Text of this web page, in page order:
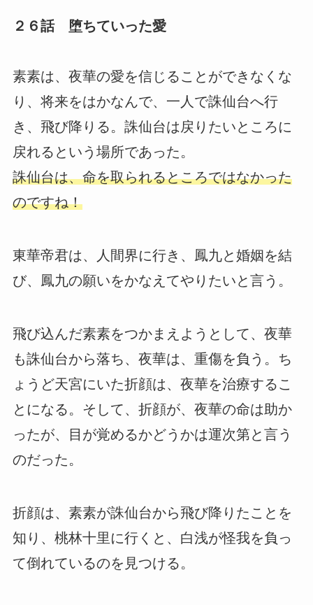
２６話 堕ちていった愛
素素は、夜華の愛を信じることができなくな
り、将来をはかなんで、一人で誅仙台へ行
き、飛び降りる。誅仙台は戻りたいところに
戻れるという場所であった。
誅仙台は、命を取られるところではなかった
のですね！
東華帝君は、人間界に行き、鳳九と婚姻を結
び、鳳九の願いをかなえてやりたいと言う。
飛び込んだ素素をつかまえようとして、夜華
も誅仙台から落ち、夜華は、重傷を負う。ち
ょうど天宮にいた折顔は、夜華を治療するこ
とになる。そして、折顔が、夜華の命は助か
ったが、目が覚めるかどうかは運次第と言う
のだった。
折顔は、素素が誅仙台から飛び降りたことを
知り、桃林十里に行くと、白浅が怪我を負っ
て倒れているのを見つける。